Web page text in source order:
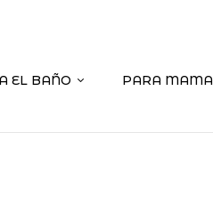
EL BAÑO PARA MAMA